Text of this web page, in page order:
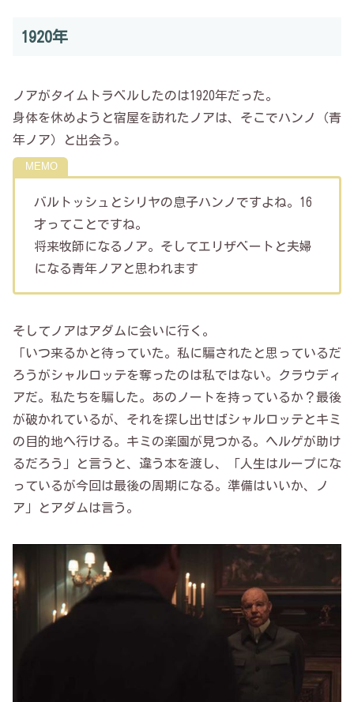
1920年
ノアがタイムトラベルしたのは1920年だった。
身体を休めようと宿屋を訪れたノアは、そこでハンノ（青
年ノア）と出会う。
バルトッシュとシリヤの息子ハンノですよね。16
才ってことですね。
将来牧師になるノア。そしてエリザベートと夫婦
になる青年ノアと思われます
そしてノアはアダムに会いに行く。
「いつ来るかと待っていた。私に騙されたと思っているだ
ろうがシャルロッテを奪ったのは私ではない。クラウディ
アだ。私たちを騙した。あのノートを持っているか？最後
が破かれているが、それを探し出せばシャルロッテとキミ
の目的地へ行ける。キミの楽園が見つかる。ヘルゲが助け
るだろう」と言うと、違う本を渡し、「人生はループにな
っているが今回は最後の周期になる。準備はいいか、ノ
ア」とアダムは言う。